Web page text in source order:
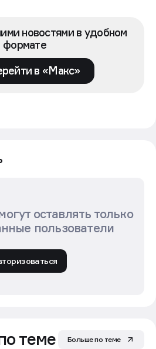
новостями в удобном
формате
в «Макс»
оставлять только
пользователи
теме Больше по теме